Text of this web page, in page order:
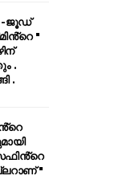
-ജൂഡ്
"
.
.
"